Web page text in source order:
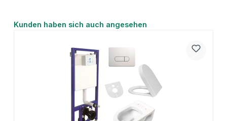
Produktgalerie überspringen
Kunden haben sich auch angesehen